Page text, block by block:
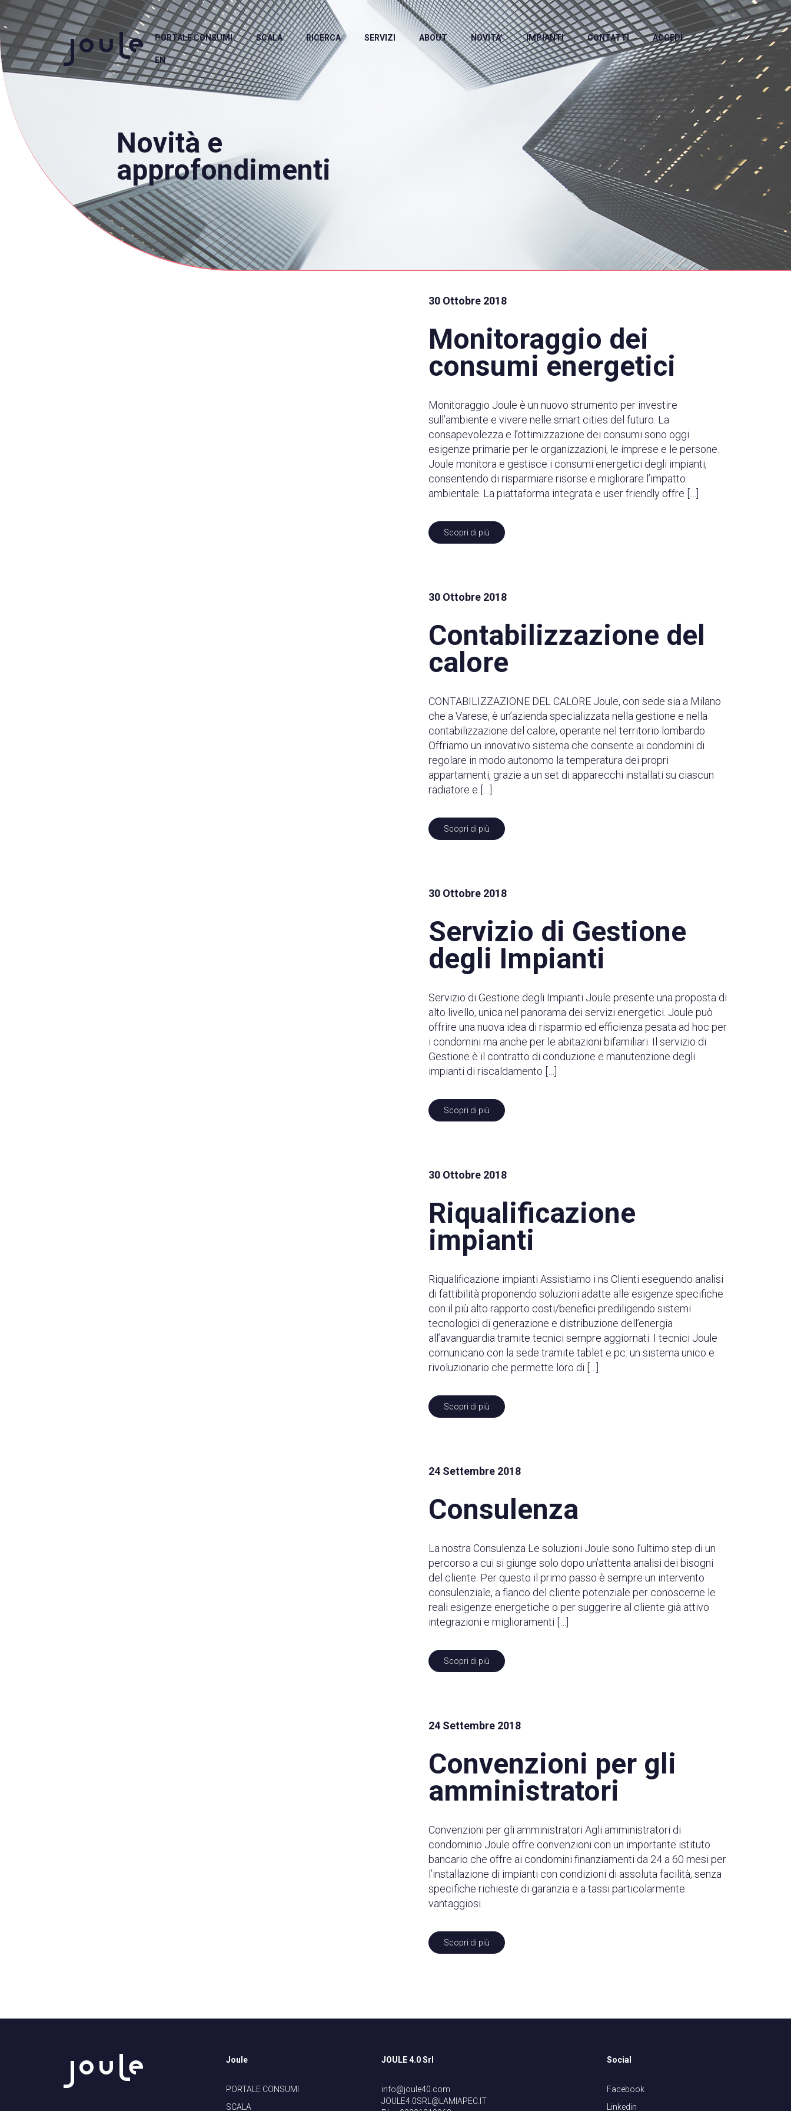
PORTALE CONSUMI SCALA RICERCA SERVIZI ABOUT NOVITA’ IMPIANTI CONTATTI ACCEDI
EN
Novità e
approfondimenti
30 Ottobre 2018
Monitoraggio dei
consumi energetici
Monitoraggio Joule è un nuovo strumento per investire
sull’ambiente e vivere nelle smart cities del futuro. La
consapevolezza e l’ottimizzazione dei consumi sono oggi
esigenze primarie per le organizzazioni, le imprese e le persone.
Joule monitora e gestisce i consumi energetici degli impianti,
consentendo di risparmiare risorse e migliorare l’impatto
ambientale. La piattaforma integrata e user friendly offre […]
Scopri di più
30 Ottobre 2018
Contabilizzazione del
calore
CONTABILIZZAZIONE DEL CALORE Joule, con sede sia a Milano
che a Varese, è un’azienda specializzata nella gestione e nella
contabilizzazione del calore, operante nel territorio lombardo.
Offriamo un innovativo sistema che consente ai condomini di
regolare in modo autonomo la temperatura dei propri
appartamenti, grazie a un set di apparecchi installati su ciascun
radiatore e […]
Scopri di più
30 Ottobre 2018
Servizio di Gestione
degli Impianti
Servizio di Gestione degli Impianti Joule presente una proposta di
alto livello, unica nel panorama dei servizi energetici. Joule può
offrire una nuova idea di risparmio ed efficienza pesata ad hoc per
i condomini ma anche per le abitazioni bifamiliari. Il servizio di
Gestione è il contratto di conduzione e manutenzione degli
impianti di riscaldamento […]
Scopri di più
30 Ottobre 2018
Riqualificazione
impianti
Riqualificazione impianti Assistiamo i ns Clienti eseguendo analisi
di fattibilità proponendo soluzioni adatte alle esigenze specifiche
con il più alto rapporto costi/benefici prediligendo sistemi
tecnologici di generazione e distribuzione dell’energia
all’avanguardia tramite tecnici sempre aggiornati. I tecnici Joule
comunicano con la sede tramite tablet e pc: un sistema unico e
rivoluzionario che permette loro di […]
Scopri di più
24 Settembre 2018
Consulenza
La nostra Consulenza Le soluzioni Joule sono l’ultimo step di un
percorso a cui si giunge solo dopo un’attenta analisi dei bisogni
del cliente. Per questo il primo passo è sempre un intervento
consulenziale, a fianco del cliente potenziale per conoscerne le
reali esigenze energetiche o per suggerire al cliente già attivo
integrazioni e miglioramenti […]
Scopri di più
24 Settembre 2018
Convenzioni per gli
amministratori
Convenzioni per gli amministratori Agli amministratori di
condominio Joule offre convenzioni con un importante istituto
bancario che offre ai condomini finanziamenti da 24 a 60 mesi per
l’installazione di impianti con condizioni di assoluta facilità, senza
specifiche richieste di garanzia e a tassi particolarmente
vantaggiosi.
Scopri di più
Joule
PORTALE CONSUMI
SCALA
JOULE 4.0 Srl
info@joule40.com
JOULE4.0SRL@LAMIAPEC.IT
Social
Facebook
Linkedin